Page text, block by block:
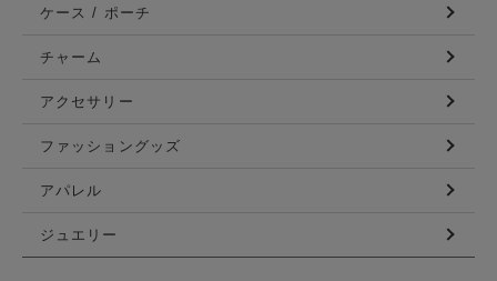
ケース / ポーチ
チャーム
アクセサリー
ファッショングッズ
アパレル
ジュエリー